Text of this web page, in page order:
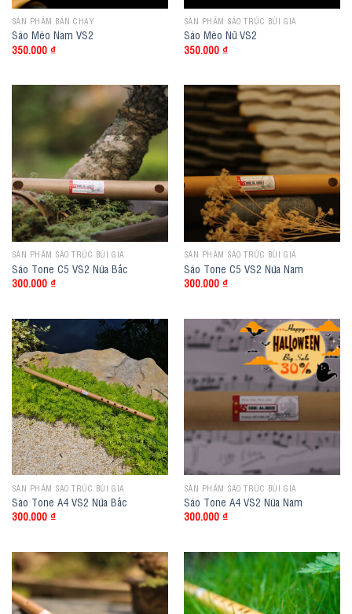
SẢN PHẨM BÁN CHẠY
Sáo Mèo Nam VS2
350.000 ₫
SẢN PHẨM SÁO TRÚC BÙI GIA
Sáo Mèo Nữ VS2
350.000 ₫
SẢN PHẨM SÁO TRÚC BÙI GIA
Sáo Tone C5 VS2 Nứa Bắc
300.000 ₫
SẢN PHẨM SÁO TRÚC BÙI GIA
Sáo Tone C5 VS2 Nứa Nam
300.000 ₫
SẢN PHẨM SÁO TRÚC BÙI GIA
Sáo Tone A4 VS2 Nứa Bắc
300.000 ₫
SẢN PHẨM SÁO TRÚC BÙI GIA
Sáo Tone A4 VS2 Nứa Nam
300.000 ₫